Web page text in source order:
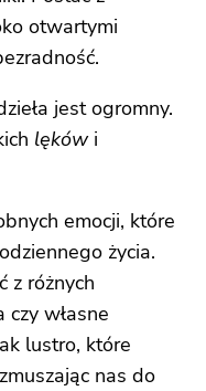
otwartymi
jest ogromny.
lękówi
emocji, które
życia.
z różnych
czy własne
lustro, które
nas do